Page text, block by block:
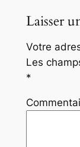
Laisser
Votre
Les
*